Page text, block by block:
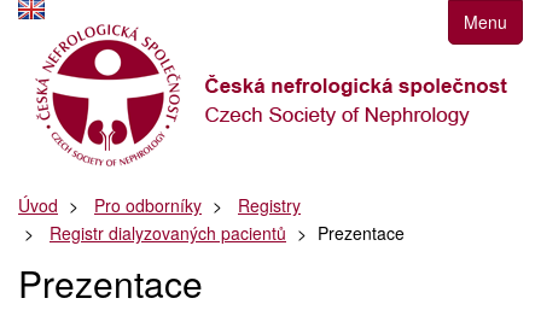
k
navigaci
Přejít
obsah
k
postrannímu
Klávesové
Menu
Úvod Pro odborníky
Registry
Registr dialyzovaných pacientů
Prezentace
Prezentace